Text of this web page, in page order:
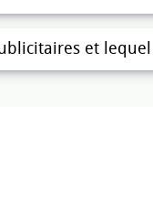
ampleur, les
et lequel